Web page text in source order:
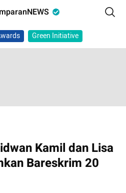
Green Initiative
Kamil dan Lisa
Bareskrim 20